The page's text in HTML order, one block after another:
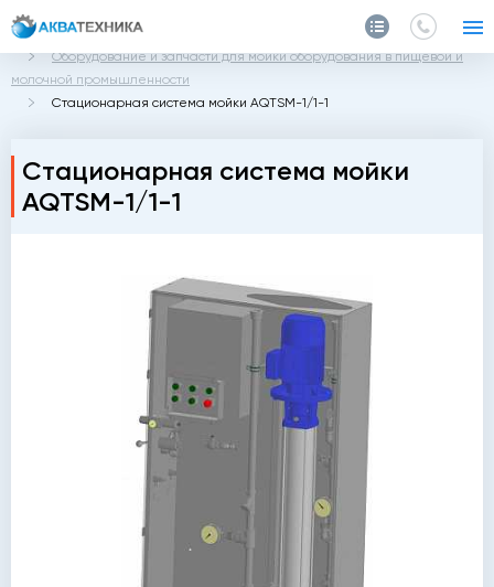
Главная
Каталог
Оборудование и запчасти для мойки оборудования в пищевой и
молочной промышленности
Стационарная система мойки AQTSM-1/1-1
Стационарная система мойки
AQTSM-1/1-1